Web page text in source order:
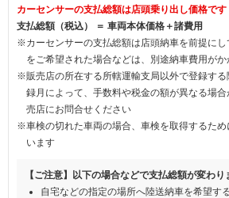
カーセンサーの支払総額は店頭乗り出し価格です
支払総額（税込） ＝ 車両本体価格＋諸費用
※カーセンサーの支払総額は店頭納車を前提に
をご希望された場合などは、別途納車費用が
※販売店の所在する所轄運輸支局以外で登録す
録月によって、手数料や税金の額が異なる場
売店にお問合せください
※車検の切れた車両の場合、車検を取得するた
います
【ご注意】以下の場合などで支払総額が変わり
自宅などの指定の場所へ陸送納車を希望す